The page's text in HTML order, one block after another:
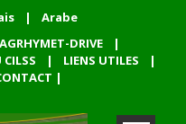
|
Arabe
AGRHYMET-DRIVE
|
| LIENS UTILES
|
|